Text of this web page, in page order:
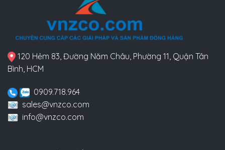
120 Hẻm 83, Đường Năm Châu, Phường 11, Quận Tân
Bình, HCM
0909.718.964
sales@vnzco.com
info@vnzco.com